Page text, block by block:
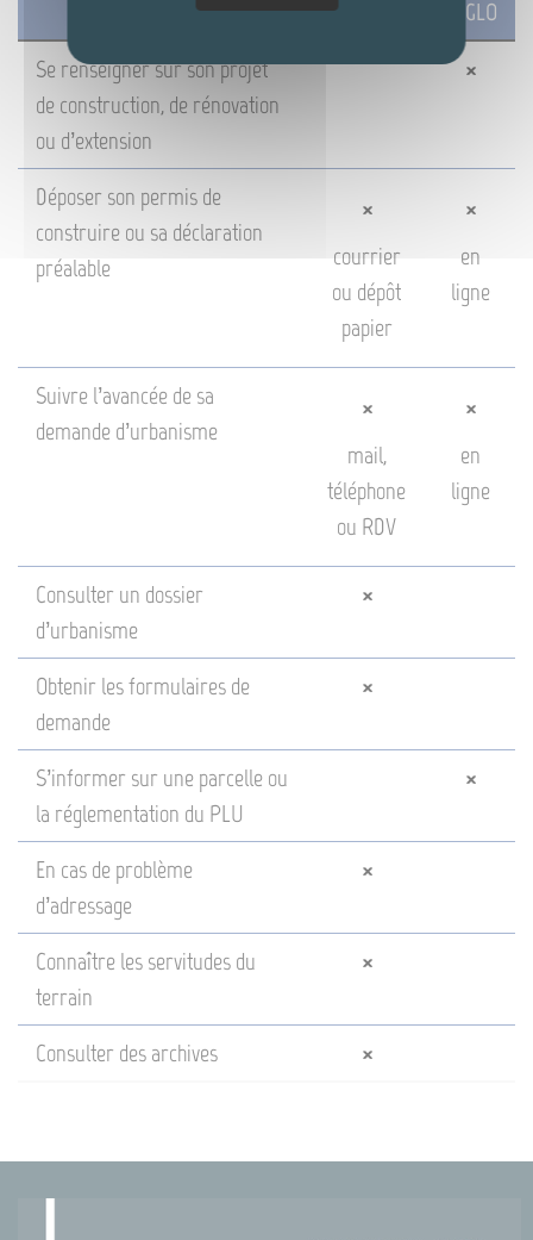
AGGLO
Se renseigner sur son projet
de construction, de rénovation
ou d’extension
×
Déposer son permis de
construire ou sa déclaration
préalable
×
courrier
ou dépôt
papier
×
en
ligne
Suivre l’avancée de sa
demande d’urbanisme
×
mail,
téléphone
ou RDV
×
en
ligne
Consulter un dossier
d’urbanisme
×
Obtenir les formulaires de
demande
×
S’informer sur une parcelle ou
la réglementation du PLU
×
En cas de problème
d’adressage
×
Connaître les servitudes du
terrain
×
Consulter des archives ×